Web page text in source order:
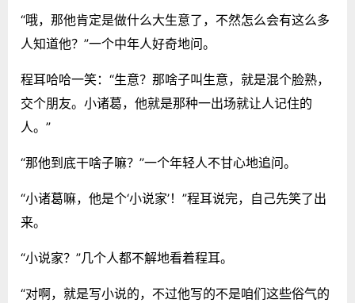
“哦，那他肯定是做什么大生意了，不然怎么会有这么多
人知道他？”一个中年人好奇地问。
程耳哈哈一笑：“生意？那啥子叫生意，就是混个脸熟，
交个朋友。小诸葛，他就是那种一出场就让人记住的
人。”
“那他到底干啥子嘛？”一个年轻人不甘心地追问。
“小诸葛嘛，他是个‘小说家’！”程耳说完，自己先笑了出
来。
“小说家？”几个人都不解地看着程耳。
“对啊，就是写小说的，不过他写的不是咱们这些俗气的